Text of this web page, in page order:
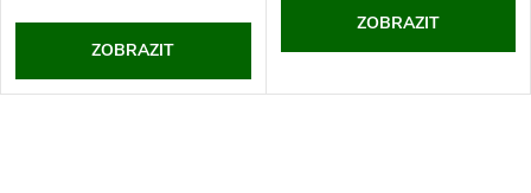
ZOBRAZIT
ZOBRAZIT